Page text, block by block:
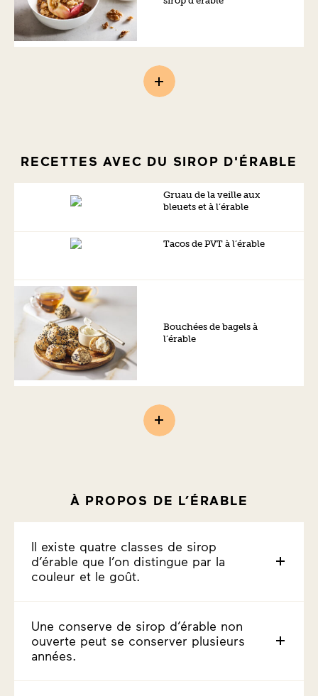
RECETTES AVEC DU SIROP D'ÉRABLE
Gruau de la veille aux
bleuets et à l’érable
Tacos de PVT à l’érable
Bouchées de bagels à
l’érable
À PROPOS DE L’ÉRABLE
Il existe quatre classes de sirop
d’érable que l’on distingue par la
couleur et le goût.
Une conserve de sirop d’érable non
ouverte peut se conserver plusieurs
années.